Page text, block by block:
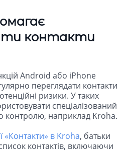
контакти
Android або iPhone
переглядати контакти
ризики. У таких
спеціалізований
контролю, наприклад Kroha.
«Контакти» в Kroha, батьки
контактів, включаючи